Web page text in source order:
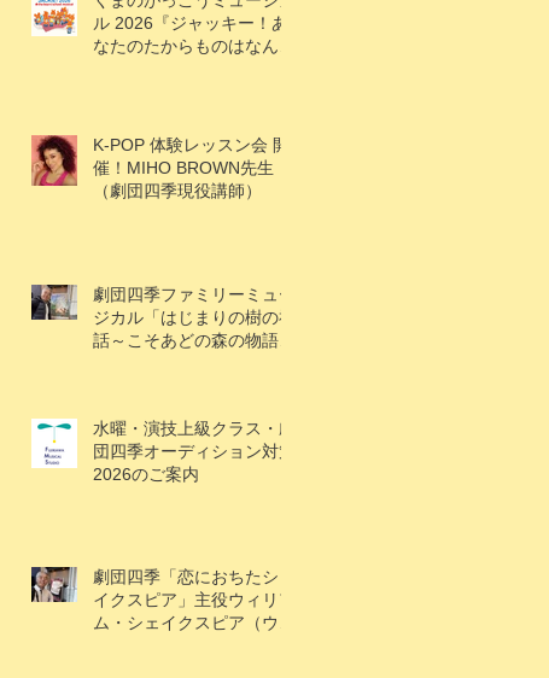
ル 2026『ジャッキー！あ
なたのたからものはなんで
K-POP 体験レッスン会 開
催！MIHO BROWN先生
（劇団四季現役講師）
劇団四季ファミリーミュー
ジカル「はじまりの樹の神
話～こそあどの森の物語
水曜・演技上級クラス・劇
団四季オーディション対策
2026のご案内
劇団四季「恋におちたシェ
イクスピア」主役ウィリア
ム・シェイクスピア（ウィ